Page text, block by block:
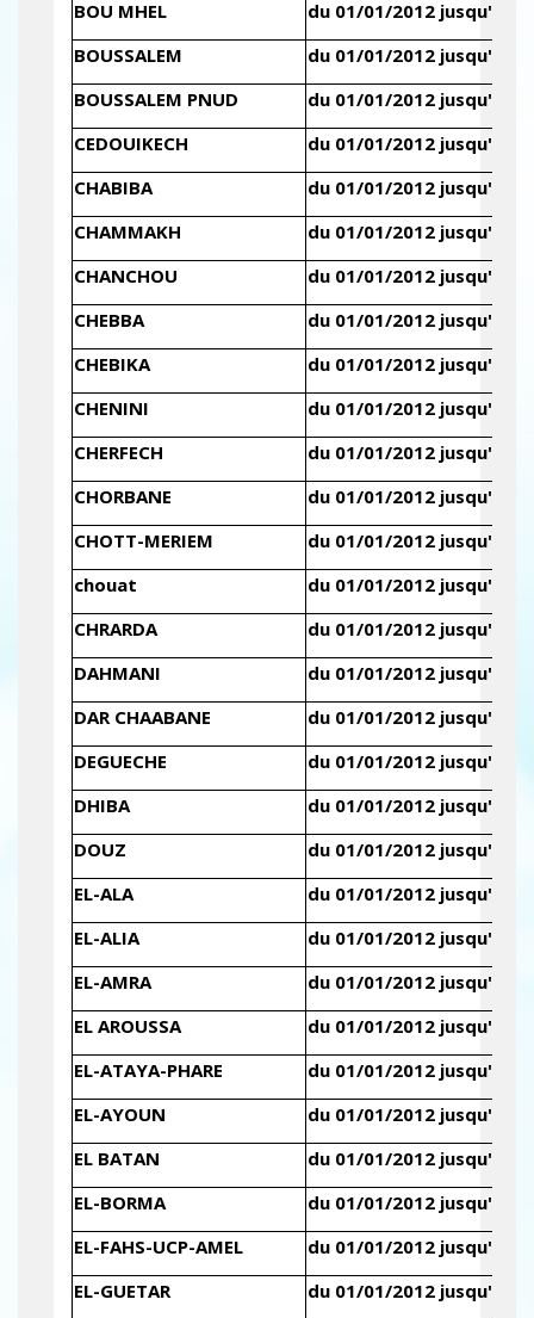
BOU MHEL
du 01/01/2012 jusqu'au
BOUSSALEM
du 01/01/2012 jusqu'au
BOUSSALEM PNUD
du 01/01/2012 jusqu'au
CEDOUIKECH
du 01/01/2012 jusqu'au
CHABIBA
du 01/01/2012 jusqu'au
CHAMMAKH
du 01/01/2012 jusqu'au
CHANCHOU
du 01/01/2012 jusqu'au
CHEBBA
du 01/01/2012 jusqu'au
CHEBIKA
du 01/01/2012 jusqu'au
CHENINI
du 01/01/2012 jusqu'au
CHERFECH
du 01/01/2012 jusqu'au
CHORBANE
du 01/01/2012 jusqu'au
CHOTT-MERIEM
du 01/01/2012 jusqu'au
chouat
du 01/01/2012 jusqu'au
CHRARDA
du 01/01/2012 jusqu'au
DAHMANI
du 01/01/2012 jusqu'au
DAR CHAABANE
du 01/01/2012 jusqu'au
DEGUECHE
du 01/01/2012 jusqu'au
DHIBA
du 01/01/2012 jusqu'au
DOUZ
du 01/01/2012 jusqu'au
EL-ALA
du 01/01/2012 jusqu'au
EL-ALIA
du 01/01/2012 jusqu'au
EL-AMRA
du 01/01/2012 jusqu'au
EL AROUSSA
du 01/01/2012 jusqu'au
EL-ATAYA-PHARE
du 01/01/2012 jusqu'au
EL-AYOUN
du 01/01/2012 jusqu'au
EL BATAN
du 01/01/2012 jusqu'au
EL-BORMA
du 01/01/2012 jusqu'au
EL-FAHS-UCP-AMEL
du 01/01/2012 jusqu'au
EL-GUETAR
du 01/01/2012 jusqu'au